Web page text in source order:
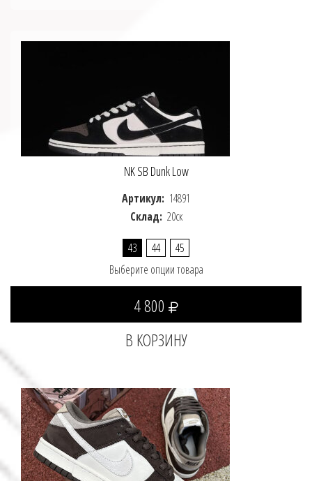
NK SB Dunk Low
Артикул: 14891
Склад: 20ск
43 44
45
Выберите опции товара
4 800